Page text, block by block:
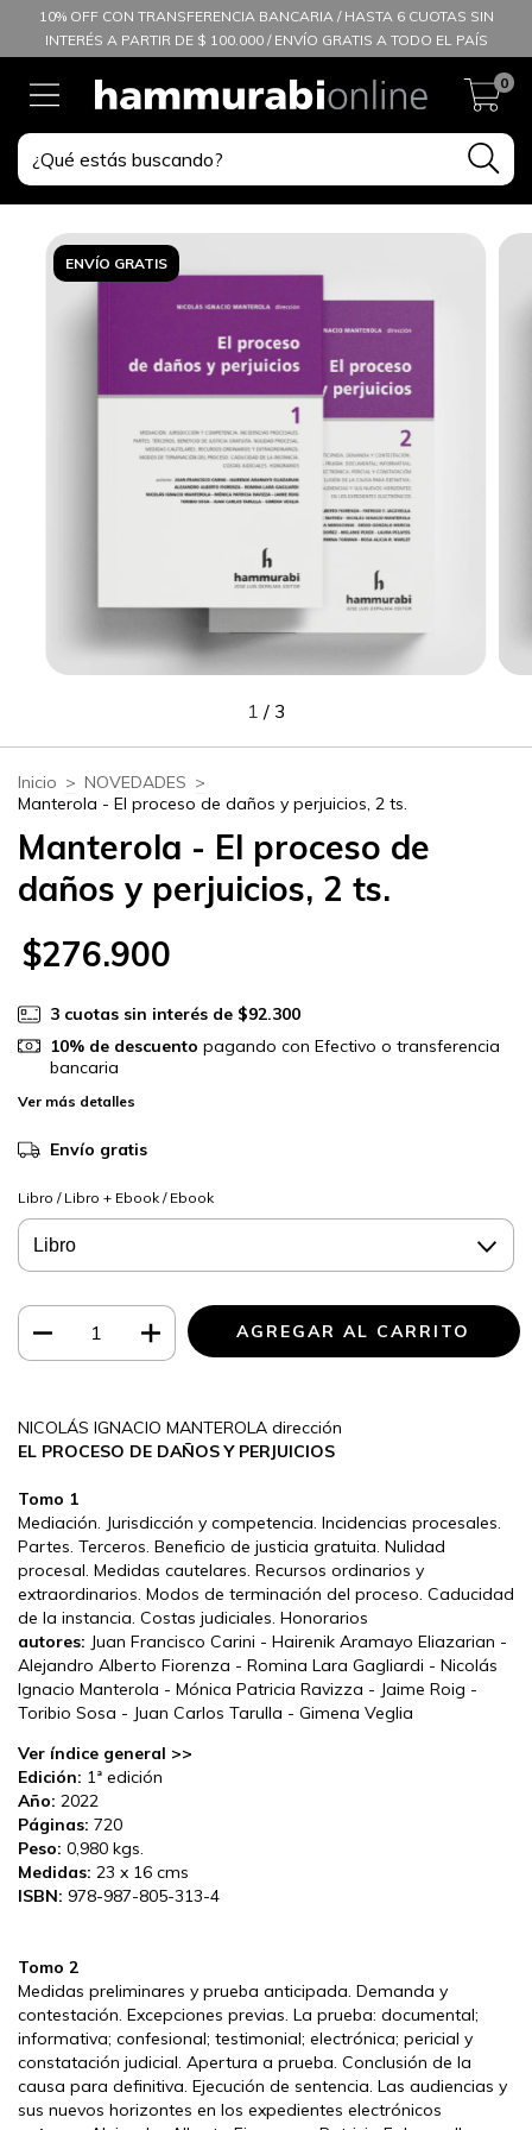
10% OFF CON TRANSFERENCIA BANCARIA / HASTA 6 CUOTAS SIN
INTERÉS A PARTIR DE $ 100.000 / ENVÍO GRATIS A TODO EL PAÍS
0
ENVÍO GRATIS
1 / 3
Inicio > NOVEDADES >
Manterola - El proceso de daños y perjuicios, 2 ts.
Manterola - El proceso de
daños y perjuicios, 2 ts.
$276.900
3 cuotas sin interés de $92.300
10% de descuento pagando con Efectivo o transferencia
bancaria
Ver más detalles
Envío gratis
Libro / Libro + Ebook / Ebook
NICOLÁS IGNACIO MANTEROLA dirección
EL PROCESO DE DAÑOS Y PERJUICIOS
Tomo 1
Mediación. Jurisdicción y competencia. Incidencias procesales.
Partes. Terceros. Beneficio de justicia gratuita. Nulidad
procesal. Medidas cautelares. Recursos ordinarios y
extraordinarios. Modos de terminación del proceso. Caducidad
de la instancia. Costas judiciales. Honorarios
autores: Juan Francisco Carini - Hairenik Aramayo Eliazarian -
Alejandro Alberto Fiorenza - Romina Lara Gagliardi - Nicolás
Ignacio Manterola - Mónica Patricia Ravizza - Jaime Roig -
Toribio Sosa - Juan Carlos Tarulla - Gimena Veglia
Ver índice general >>
Edición: 1ª edición
Año: 2022
Páginas: 720
Peso: 0,980 kgs.
Medidas: 23 x 16 cms
ISBN: 978-987-805-313-4
Tomo 2
Medidas preliminares y prueba anticipada. Demanda y
contestación. Excepciones previas. La prueba: documental;
informativa; confesional; testimonial; electrónica; pericial y
constatación judicial. Apertura a prueba. Conclusión de la
causa para definitiva. Ejecución de sentencia. Las audiencias y
sus nuevos horizontes en los expedientes electrónicos